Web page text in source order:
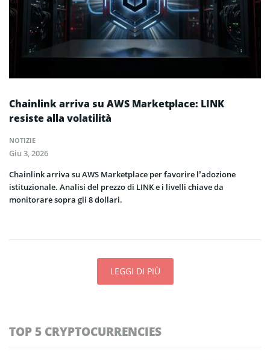
Chainlink arriva su AWS Marketplace: LINK
resiste alla volatilità
NOTIZIE
Giu 3, 2026
Chainlink arriva su AWS Marketplace per favorire l’adozione
istituzionale. Analisi del prezzo di LINK e i livelli chiave da
monitorare sopra gli 8 dollari.
LEGGI DI PIÙ
TOP 5 CRYPTOCURRENCIES